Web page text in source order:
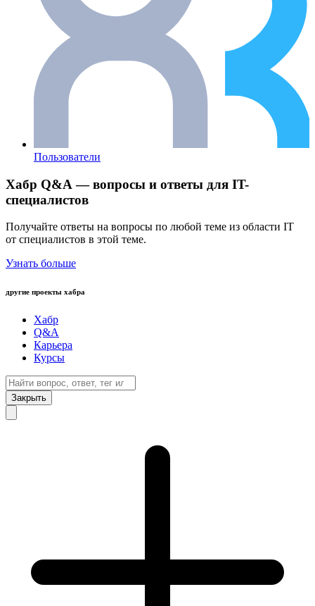
Пользователи
Хабр Q&A — вопросы и ответы для IT-
специалистов
Получайте ответы на вопросы по любой теме из области IT
от специалистов в этой теме.
Узнать больше
другие проекты хабра
Хабр
Q&A
Карьера
Курсы
Закрыть